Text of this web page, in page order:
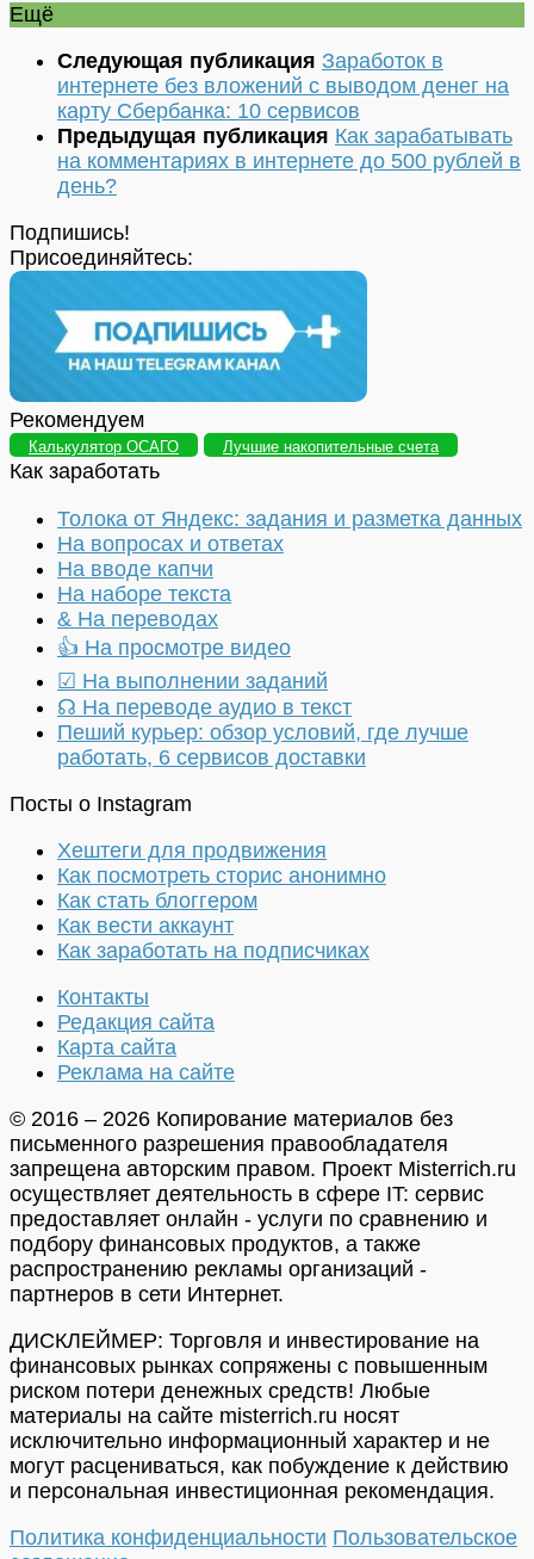
Ещё
Следующая публикация Заработок в
интернете без вложений с выводом денег на
карту Сбербанка: 10 сервисов
Предыдущая публикация Как зарабатывать
на комментариях в интернете до 500 рублей в
день?
Подпишись!
Присоединяйтесь:
Рекомендуем
Калькулятор ОСАГО Лучшие накопительные счета
Как заработать
Толока от Яндекс: задания и разметка данных
На вопросах и ответах
На вводе капчи
На наборе текста
& На переводах
👍 На просмотре видео
☑ На выполнении заданий
☊ На переводе аудио в текст
Пеший курьер: обзор условий, где лучше
работать, 6 сервисов доставки
Посты о Instagram
Хештеги для продвижения
Как посмотреть сторис анонимно
Как стать блоггером
Как вести аккаунт
Как заработать на подписчиках
Контакты
Редакция сайта
Карта сайта
Реклама на сайте
© 2016 – 2026 Копирование материалов без
письменного разрешения правообладателя
запрещена авторским правом. Проект Misterrich.ru
осуществляет деятельность в сфере IT: сервис
предоставляет онлайн - услуги по сравнению и
подбору финансовых продуктов, а также
распространению рекламы организаций -
партнеров в сети Интернет.
ДИСКЛЕЙМЕР: Торговля и инвестирование на
финансовых рынках сопряжены с повышенным
риском потери денежных средств! Любые
материалы на сайте misterrich.ru носят
исключительно информационный характер и не
могут расцениваться, как побуждение к действию
и персональная инвестиционная рекомендация.
Политика конфиденциальности Пользовательское